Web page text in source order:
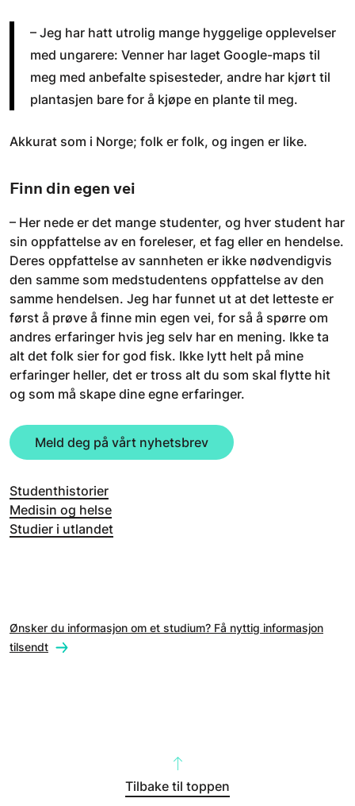
– Jeg har hatt utrolig mange hyggelige opplevelser
med ungarere: Venner har laget Google-maps til
meg med anbefalte spisesteder, andre har kjørt til
plantasjen bare for å kjøpe en plante til meg.
Akkurat som i Norge; folk er folk, og ingen er like.
Finn din egen vei
– Her nede er det mange studenter, og hver student har
sin oppfattelse av en foreleser, et fag eller en hendelse.
Deres oppfattelse av sannheten er ikke nødvendigvis
den samme som medstudentens oppfattelse av den
samme hendelsen. Jeg har funnet ut at det letteste er
først å prøve å finne min egen vei, for så å spørre om
andres erfaringer hvis jeg selv har en mening. Ikke ta
alt det folk sier for god fisk. Ikke lytt helt på mine
erfaringer heller, det er tross alt du som skal flytte hit
og som må skape dine egne erfaringer.
Meld deg på vårt nyhetsbrev
Studenthistorier
Medisin og helse
Studier i utlandet
Ønsker du informasjon om et studium? Få nyttig informasjon
tilsendt
Tilbake til toppen